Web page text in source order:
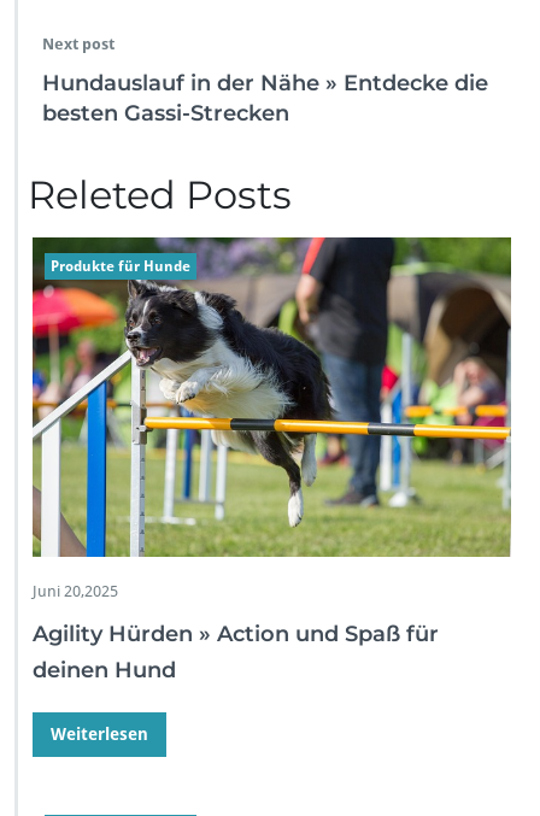
Next post
Hundauslauf in der Nähe » Entdecke die
besten Gassi-Strecken
Releted Posts
Produkte für Hunde
Juni 20,2025
Agility Hürden » Action und Spaß für
deinen Hund
Weiterlesen